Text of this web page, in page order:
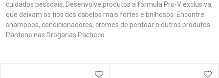
cuidados pessoais. Desenvolve produtos a fórmula Pro-V exclusiva,
que deixam os fios dos cabelos mais fortes e brilhosos. Encontre
shampoos, condicionadores, cremes de pentear e outros produtos
Pantene nas Drogarias Pacheco.
ADICIONAR AOS FAVORITOS